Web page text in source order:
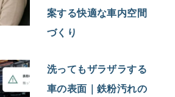
案する快適な車内空間
づくり
洗ってもザラザラする
車の表面｜鉄粉汚れの